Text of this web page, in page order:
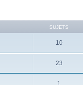
SUJETS
10
23
1